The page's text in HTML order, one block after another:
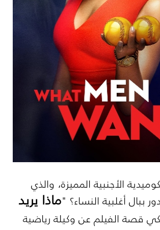
الأجنبية المميزة، والذي
ببال أغلبية النساء؟ "ماذا يريد
قصة الفيلم عن وكيلة رياضية